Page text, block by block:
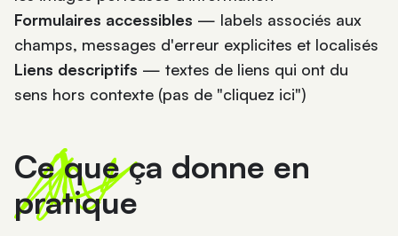
Formulaires accessibles — labels associés aux
champs, messages d'erreur explicites et localisés
Liens descriptifs — textes de liens qui ont du
sens hors contexte (pas de "cliquez ici")
Ce que ça donne en
pratique